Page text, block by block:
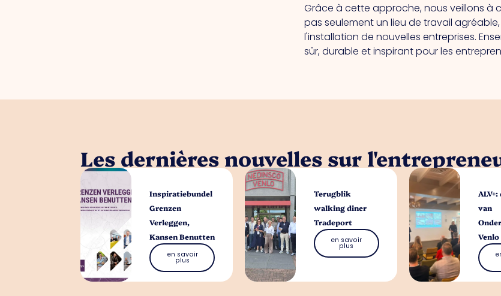
Grâce à cette approche, nous veillons à
pas seulement un lieu de travail
l'installation de nouvelles entreprises.
sûr, durable et inspirant pour les
Les dernières nouvelles sur
Inspiratiebundel
Grenzen
Verleggen,
Kansen Benutten
en savoir
plus
Terugblik
walking diner
Tradeport
en savoir
plus
van
Venlo